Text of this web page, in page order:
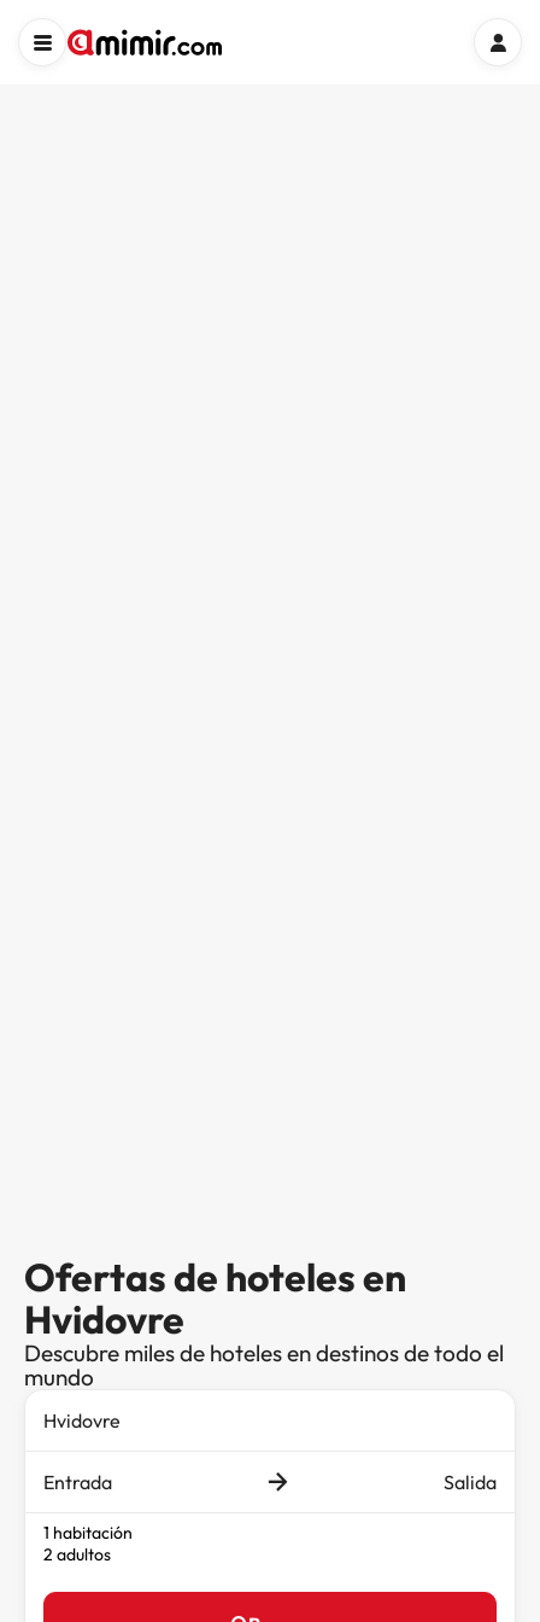
Ofertas de hoteles en
Hvidovre
Descubre miles de hoteles en destinos de todo el
mundo
Entrada Salida
1 habitación
2 adultos